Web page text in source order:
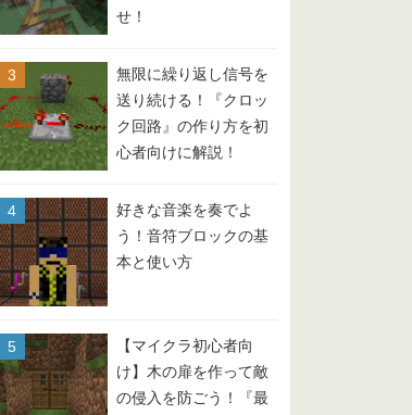
せ！
無限に繰り返し信号を
送り続ける！『クロッ
ク回路』の作り方を初
心者向けに解説！
好きな音楽を奏でよ
う！音符ブロックの基
本と使い方
【マイクラ初心者向
け】木の扉を作って敵
の侵入を防ごう！『最